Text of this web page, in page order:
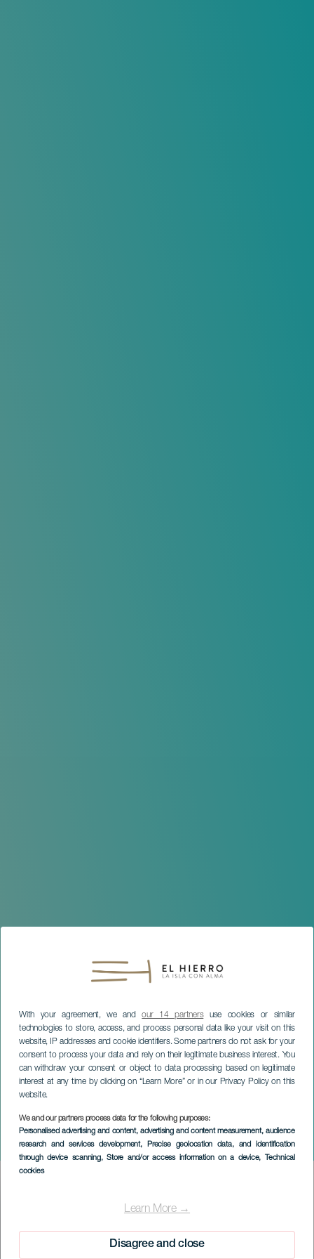
With your agreement, we andour 14 partnersuse cookies or similar
technologies to store, access, and process personal data like your visit on this
website, IP addresses and cookie identifiers. Some partners do not ask for your
consent to process your data and rely on their legitimate business interest. You
can withdraw your consent or object to data processing based on legitimate
interest at any time by clicking on “Learn More” or in our Privacy Policy on this
website.
We and our partners process data for the following purposes:
Personalised advertising and content, advertising and content measurement, audience
research and services development, Precise geolocation data, and identification
through device scanning, Store and/or access information on a device, Technical
cookies
Learn More →
Disagree and close
Orquesta Rumores de
Milonga: Folclor Argentino